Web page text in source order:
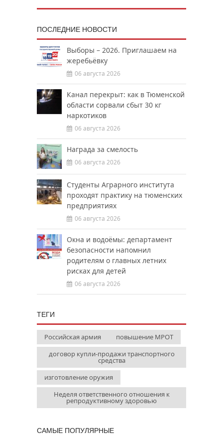
ПОСЛЕДНИЕ НОВОСТИ
Выборы – 2026. Приглашаем на
жеребьёвку
06 августа 2026
Канал перекрыт: как в Тюменской
области сорвали сбыт 30 кг
наркотиков
06 августа 2026
Награда за смелость
06 августа 2026
Студенты Аграрного института
проходят практику на тюменских
предприятиях
06 августа 2026
Окна и водоёмы: департамент
безопасности напомнил
родителям о главных летних
рисках для детей
06 августа 2026
ТЕГИ
Российская армия
повышение МРОТ
договор купли-продажи транспортного
средства
изготовление оружия
Неделя ответственного отношения к
репродуктивному здоровью
САМЫЕ ПОПУЛЯРНЫЕ